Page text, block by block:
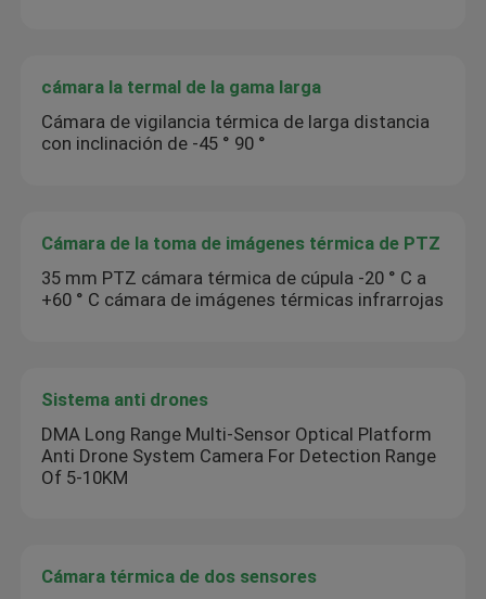
cámara la termal de la gama larga
Cámara de vigilancia térmica de larga distancia
con inclinación de -45 ° 90 °
Cámara de la toma de imágenes térmica de PTZ
35 mm PTZ cámara térmica de cúpula -20 ° C a
+60 ° C cámara de imágenes térmicas infrarrojas
Sistema anti drones
DMA Long Range Multi-Sensor Optical Platform
Anti Drone System Camera For Detection Range
Of 5-10KM
Cámara térmica de dos sensores